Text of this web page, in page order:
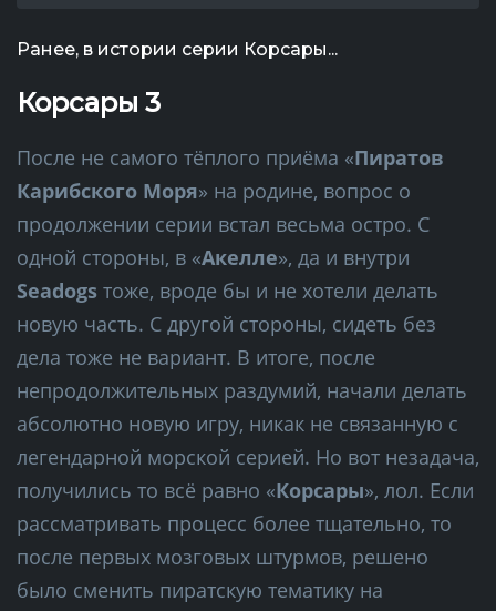
Ранее, в истории серии Корсары...
Корсары 3
После не самого тёплого приёма «Пиратов
Карибского Моря» на родине, вопрос о
продолжении серии встал весьма остро. С
одной стороны, в «Акелле», да и внутри
Seadogs тоже, вроде бы и не хотели делать
новую часть. С другой стороны, сидеть без
дела тоже не вариант. В итоге, после
непродолжительных раздумий, начали делать
абсолютно новую игру, никак не связанную с
легендарной морской серией. Но вот незадача,
получились то всё равно «Корсары», лол. Если
рассматривать процесс более тщательно, то
после первых мозговых штурмов, решено
было сменить пиратскую тематику на